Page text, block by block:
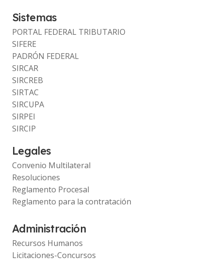
Sistemas
PORTAL FEDERAL TRIBUTARIO
SIFERE
PADRÓN FEDERAL
SIRCAR
SIRCREB
SIRTAC
SIRCUPA
SIRPEI
SIRCIP
Legales
Convenio Multilateral
Resoluciones
Reglamento Procesal
Reglamento para la contratación
Administración
Recursos Humanos
Licitaciones-Concursos